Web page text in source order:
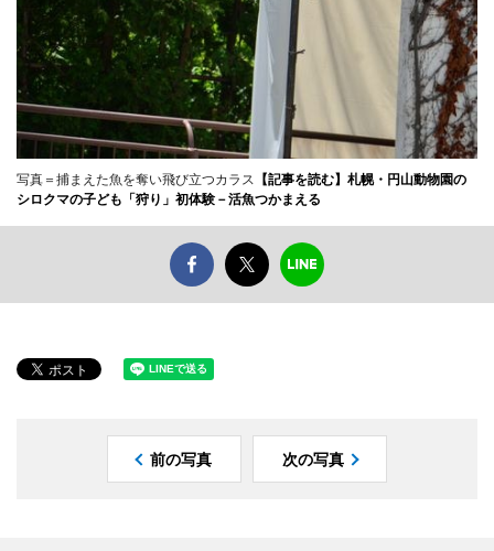
写真＝捕まえた魚を奪い飛び立つカラス 【記事を読む】札幌・円山動物園の
シロクマの子ども「狩り」初体験－活魚つかまえる
前の写真 次の写真